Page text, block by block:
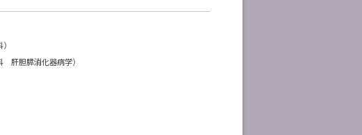
肝胆膵消化器病学）